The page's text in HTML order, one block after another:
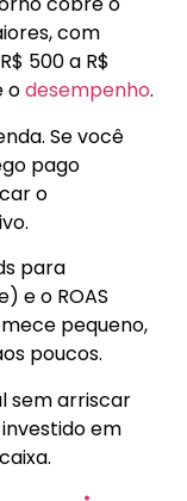
com
500 a R$
odesempenho.
Se você
pago
o
para
e o ROAS
pequeno,
poucos.
sem arriscar
em